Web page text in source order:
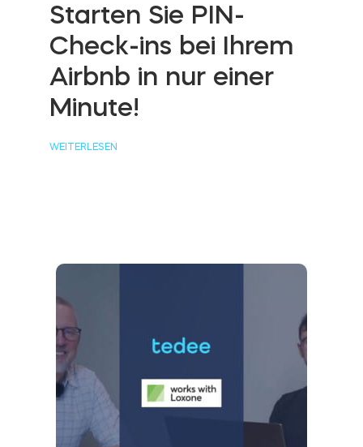
Starten Sie PIN-
Check-ins bei Ihrem
Airbnb in nur einer
Minute!
WEITERLESEN